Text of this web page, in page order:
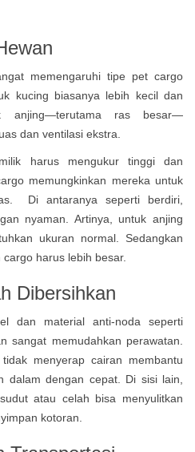
memengaruhi tipe pet cargo
kucing biasanya lebih kecil dan
anjing—terutama ras besar—
dan ventilasi ekstra.
harus mengukur tinggi dan
memungkinkan mereka untuk
Di antaranya seperti berdiri,
nyaman. Artinya, untuk anjing
ukuran normal. Sedangkan
cargo harus lebih besar.
Dibersihkan
dan material anti-noda seperti
sangat memudahkan perawatan.
menyerap cairan membantu
dalam dengan cepat. Di sisi lain,
atau celah bisa menyulitkan
kotoran.